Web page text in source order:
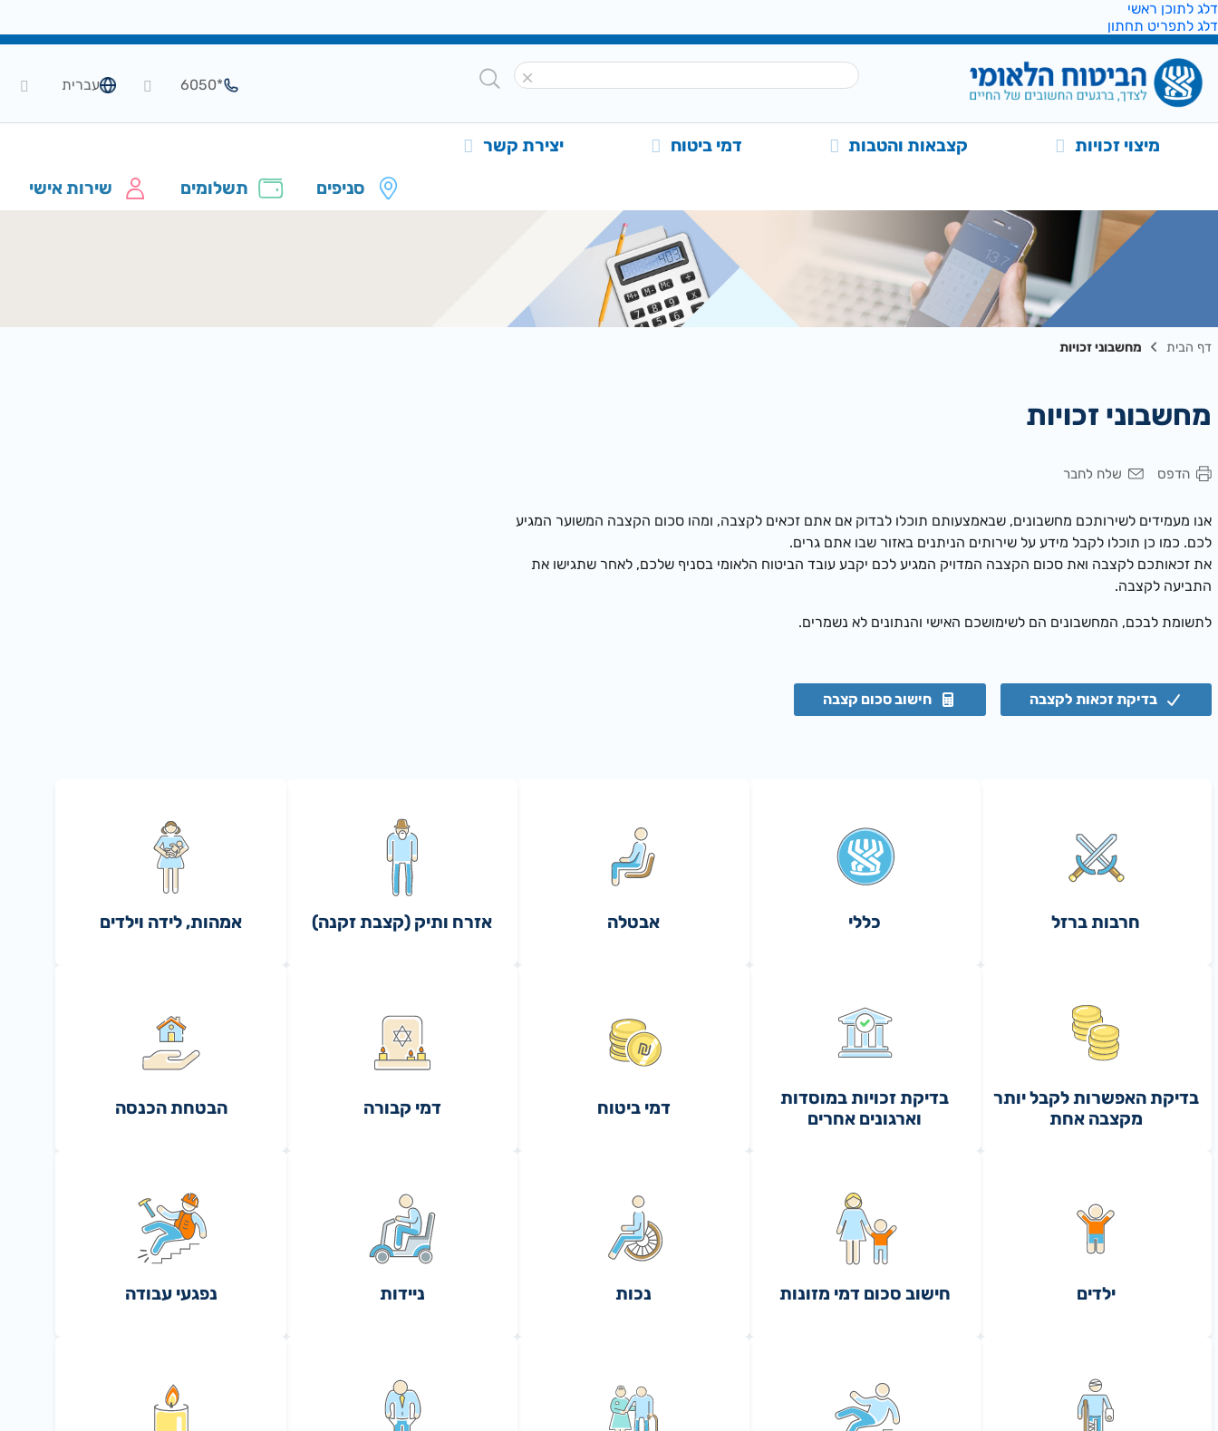
דלג לתוכן ראשי
דלג לתפריט תחתון
עברית *6050
מיצוי זכויות קצבאות והטבות דמי ביטוח יצירת קשר
סניפים תשלומים שירות אישי
דף הבית מחשבוני זכויות
מחשבוני זכויות
הדפס שלח לחבר
אנו מעמידים לשירותכם מחשבונים, שבאמצעותם תוכלו לבדוק אם אתם זכאים לקצבה, ומהו סכום הקצבה המשוער המגיע
לכם. כמו כן תוכלו לקבל מידע על שירותים הניתנים באזור שבו אתם גרים.
את זכאותכם לקצבה ואת סכום הקצבה המדויק המגיע לכם יקבע עובד הביטוח הלאומי בסניף שלכם, לאחר שתגישו את
התביעה לקצבה.
לתשומת לבכם, המחשבונים הם לשימושכם האישי והנתונים לא נשמרים.
בדיקת זכאות לקצבה חישוב סכום קצבה
חרבות ברזל כללי אבטלה אזרח ותיק (קצבת זקנה) אמהות, לידה וילדים
בדיקת האפשרות לקבל יותר
מקצבה אחת
בדיקת זכויות במוסדות
וארגונים אחרים
דמי ביטוח דמי קבורה הבטחת הכנסה
ילדים חישוב סכום דמי מזונות נכות ניידות נפגעי עבודה